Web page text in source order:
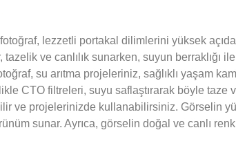
fotoğraf, lezzetli portakal dilimlerini yüksek
ve canlılık sunarken, suyun berraklığı
su arıtma projeleriniz, sağlıklı yaşam
CTO filtreleri, suyu saflaştırarak böyle taze
ve projelerinizde kullanabilirsiniz. Görselin
sunar. Ayrıca, görselin doğal ve canlı